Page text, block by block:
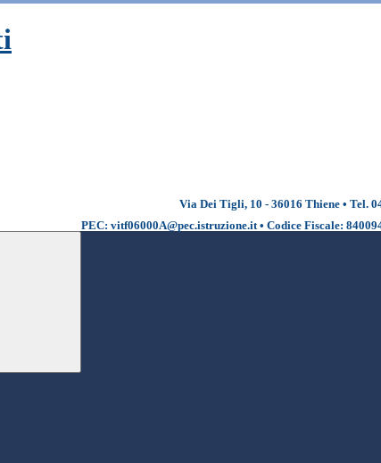
Via Dei Tigli, 10 - 36016 Thiene • Tel.
PEC: vitf06000A@pec.istruzione.it • Codice Fiscale: